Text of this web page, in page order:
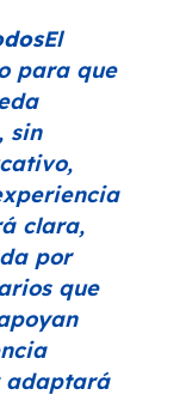
El
para que
sin
clara,
por
que